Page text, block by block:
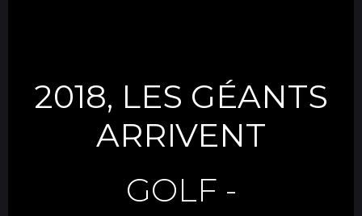
2018, LES GÉANTS
ARRIVENT
GOLF -